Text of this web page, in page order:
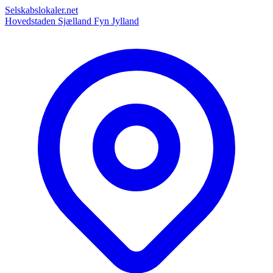
Selskabslokaler.net
Hovedstaden Sjælland Fyn Jylland